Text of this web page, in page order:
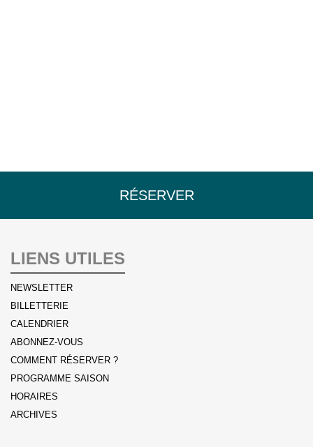
RÉSERVER
LIENS UTILES
NEWSLETTER
BILLETTERIE
CALENDRIER
ABONNEZ-VOUS
COMMENT RÉSERVER ?
PROGRAMME SAISON
HORAIRES
ARCHIVES